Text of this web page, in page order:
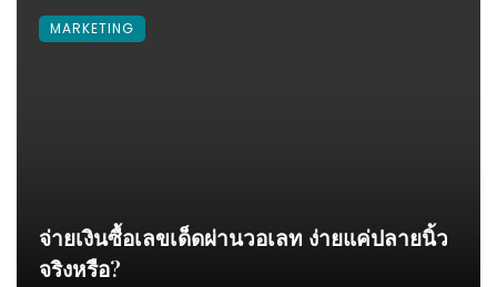
จ่ายเงินซื้อเลขเด็ดผ่านวอเลท ง่ายแค่ปลายนิ้ว
จริงหรือ?
MARKETING